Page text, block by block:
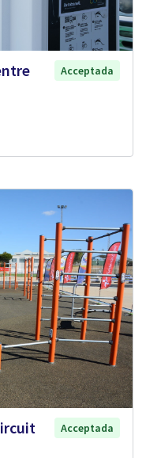
Acceptada
Acceptada